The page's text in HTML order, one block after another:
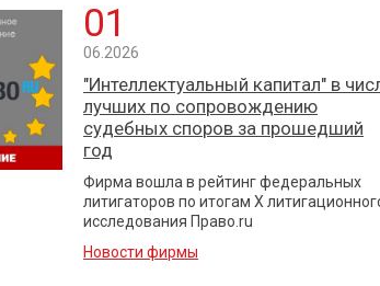
01
06.2026
"Интеллектуальный капитал" в
лучших по сопровождению
судебных споров за прошедший
год
Фирма вошла в рейтинг федеральных
литигаторов по итогам X
исследования Право.ru
Новости фирмы